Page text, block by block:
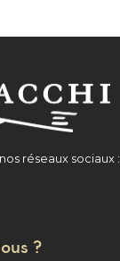
réseaux sociaux :
?